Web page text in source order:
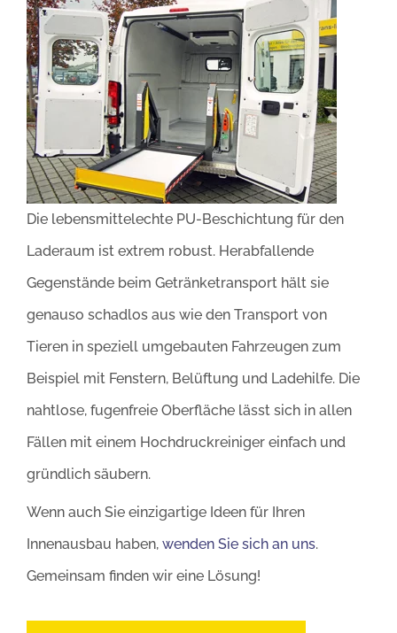
Die lebensmittelechte PU-Beschichtung für den
Laderaum ist extrem robust. Herabfallende
Gegenstände beim Getränketransport hält sie
genauso schadlos aus wie den Transport von
Tieren in speziell umgebauten Fahrzeugen zum
Beispiel mit Fenstern, Belüftung und Ladehilfe. Die
nahtlose, fugenfreie Oberfläche lässt sich in allen
Fällen mit einem Hochdruckreiniger einfach und
gründlich säubern.
Wenn auch Sie einzigartige Ideen für Ihren
Innenausbau haben, wenden Sie sich an uns.
Gemeinsam finden wir eine Lösung!